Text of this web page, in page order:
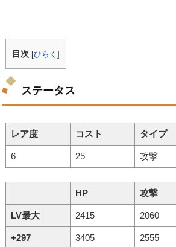
目次 [ひらく]
ステータス
レア度 コスト タイプ
6 25 攻撃
HP 攻撃
LV最大 2415 2060
+297 3405 2555